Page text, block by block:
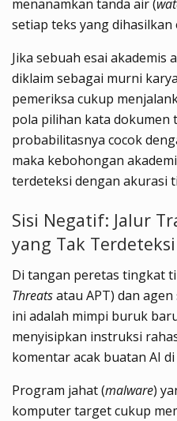
menanamkan tanda air (
setiap teks yang dihasilkan
Jika sebuah esai akademis
diklaim sebagai murni
pemeriksa cukup
pola pilihan kata dokumen
probabilitasnya cocok
maka kebohongan
terdeteksi dengan akurasi
Sisi Negatif: Jalur
yang Tak Terdeteksi
Di tangan peretas tingkat
Threatsatau APT) dan
ini adalah mimpi buruk
menyisipkan instruksi
komentar acak buatan AI
Program jahat (malware)
komputer target cukup